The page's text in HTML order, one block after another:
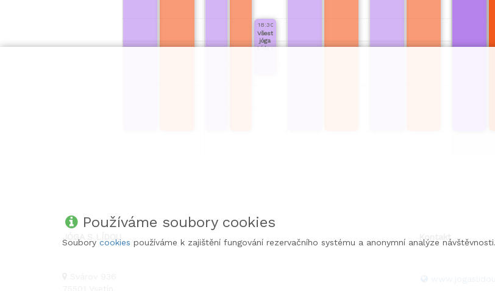
18:30 - 19:45
Všestranná
jóga
pro
Lída nebo Gábi
JÓGA S LÍDOU Kontakt
Používáme soubory cookies
Soubory cookies používáme k zajištění fungování rezervačního systému a anonymní analýze návštěvnosti.